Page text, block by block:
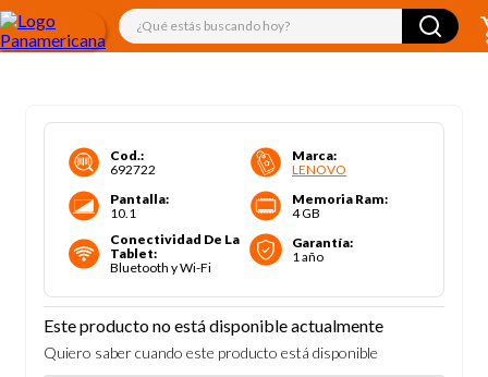
¿Qué estás buscando hoy?
Cod.:
692722
Marca:
LENOVO
Pantalla:
10.1
Memoria Ram:
4 GB
Conectividad De La
Tablet:
Bluetooth y Wi-Fi
Garantía:
1 año
Este producto no está disponible actualmente
Quiero saber cuando este producto está disponible